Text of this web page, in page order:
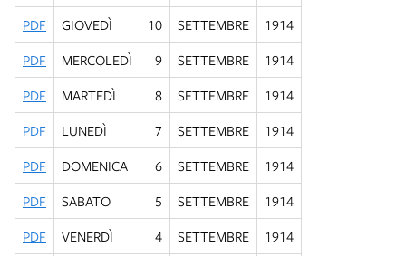
PDF
GIOVEDÌ 10 SETTEMBRE
1914
PDF
MERCOLEDÌ 9 SETTEMBRE
1914
PDF
MARTEDÌ 8 SETTEMBRE
1914
PDF
LUNEDÌ 7 SETTEMBRE
1914
PDF
DOMENICA 6 SETTEMBRE
1914
PDF
SABATO 5 SETTEMBRE
1914
PDF
VENERDÌ 4 SETTEMBRE
1914